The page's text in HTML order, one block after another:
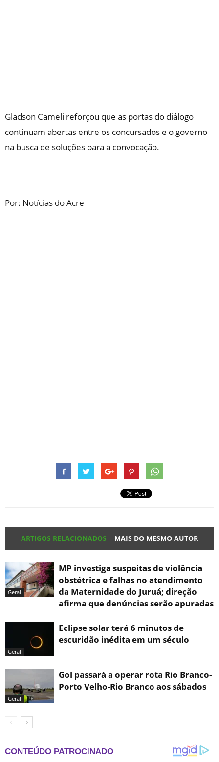
Gladson Cameli reforçou que as portas do diálogo
continuam abertas entre os concursados e o governo
na busca de soluções para a convocação.
Por: Notícias do Acre
ARTIGOS RELACIONADOS MAIS DO MESMO AUTOR
Geral
MP investiga suspeitas de violência
obstétrica e falhas no atendimento
da Maternidade do Juruá; direção
afirma que denúncias serão apuradas
Geral
Eclipse solar terá 6 minutos de
escuridão inédita em um século
Geral
Gol passará a operar rota Rio Branco-
Porto Velho-Rio Branco aos sábados